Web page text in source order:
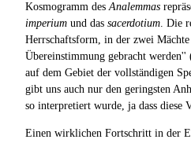
Kosmogramm desAnalemmas
imperium und das sacerdotium. Die
Herrschaftsform, in der zwei
Übereinstimmung gebracht
auf dem Gebiet der vollständigen
gibt uns auch nur den geringsten
so interpretiert wurde, ja dass diese
Einen wirklichen Fortschritt in der